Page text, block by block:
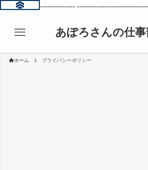
------------------------------
あぽろさんの仕
ホーム プライバシーポリシー